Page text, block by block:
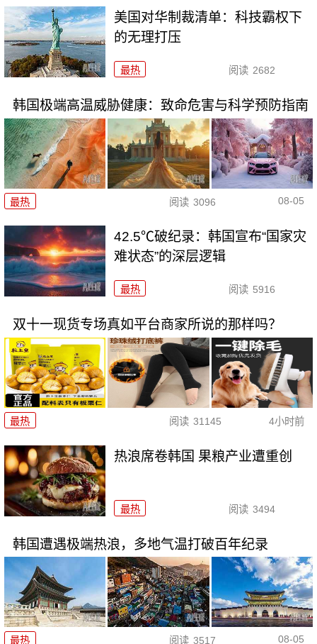
美国对华制裁清单：科技霸权下
的无理打压
最热 阅读 2682
韩国极端高温威胁健康：致命危害与科学预防指南
最热 阅读 3096 08-05
42.5℃破纪录：韩国宣布“国家灾
难状态”的深层逻辑
最热 阅读 5916
双十一现货专场真如平台商家所说的那样吗？
最热 阅读 31145 4小时前
热浪席卷韩国 果粮产业遭重创
最热 阅读 3494
韩国遭遇极端热浪，多地气温打破百年纪录
最热 阅读 3517 08-05